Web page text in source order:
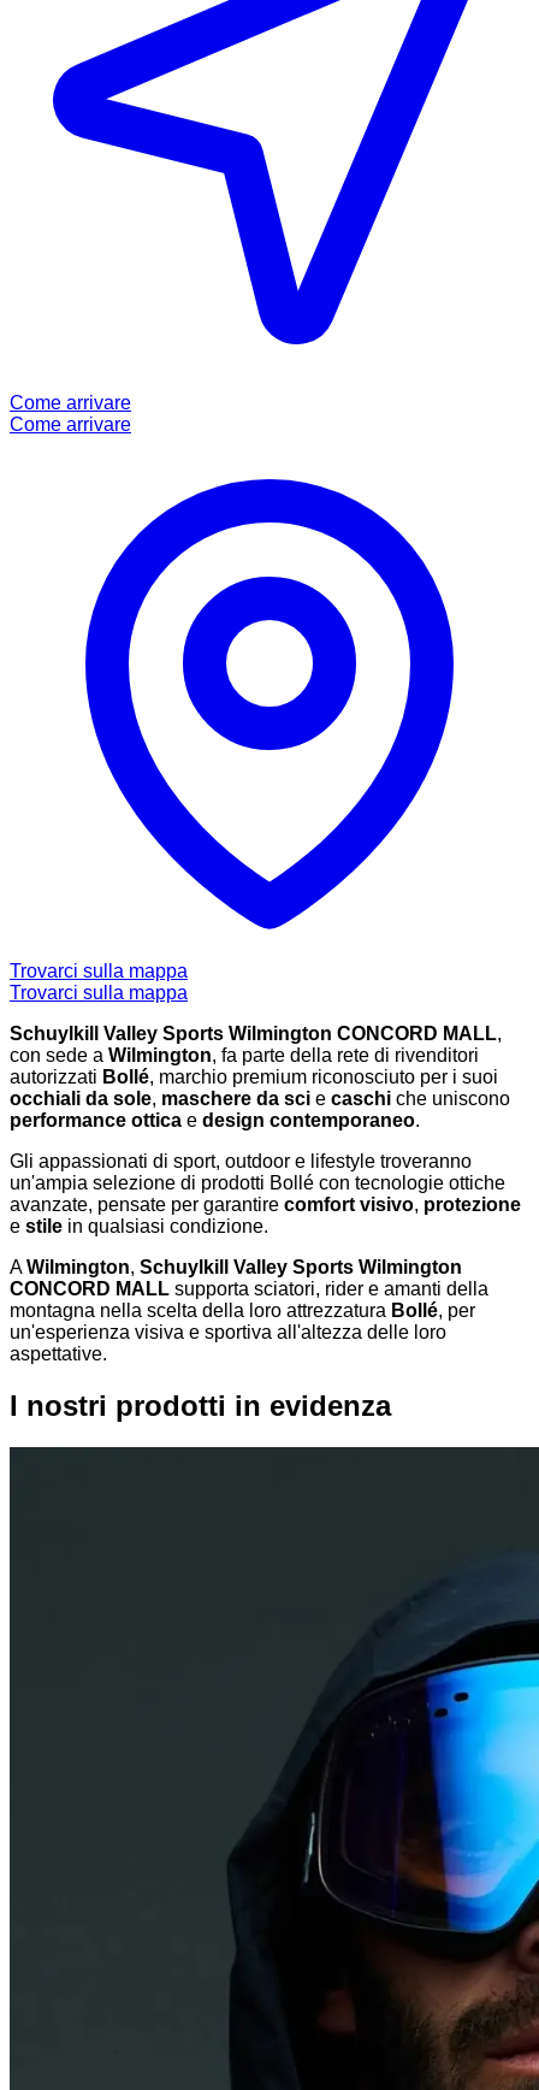
Come arrivare
Come arrivare
Trovarci sulla mappa
Trovarci sulla mappa
Schuylkill Valley Sports Wilmington CONCORD MALL,
con sede a Wilmington, fa parte della rete di rivenditori
autorizzati Bollé, marchio premium riconosciuto per i suoi
occhiali da sole, maschere da sci e caschi che uniscono
performance ottica e design contemporaneo.
Gli appassionati di sport, outdoor e lifestyle troveranno
un'ampia selezione di prodotti Bollé con tecnologie ottiche
avanzate, pensate per garantire comfort visivo, protezione
e stile in qualsiasi condizione.
AWilmington, Schuylkill Valley Sports Wilmington
CONCORD MALL supporta sciatori, rider e amanti della
montagna nella scelta della loro attrezzatura Bollé, per
un'esperienza visiva e sportiva all'altezza delle loro
aspettative.
I nostri prodotti in evidenza